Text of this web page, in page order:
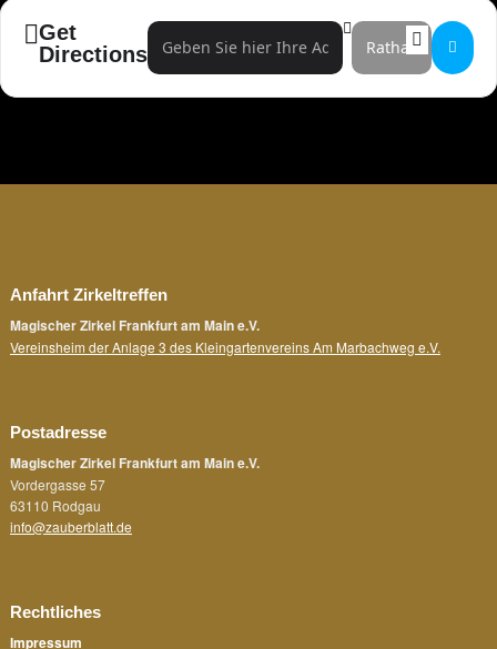
Get
Directions
Address - 40 Jahre Kunstgriff - Jubiläumsshow []
Destination Address
Anfahrt Zirkeltreffen
Magischer Zirkel Frankfurt am Main e.V.
Vereinsheim der Anlage 3 des Kleingartenvereins Am Marbachweg e.V.
Postadresse
Magischer Zirkel Frankfurt am Main e.V.
Vordergasse 57
63110 Rodgau
info@zauberblatt.de
Rechtliches
Impressum